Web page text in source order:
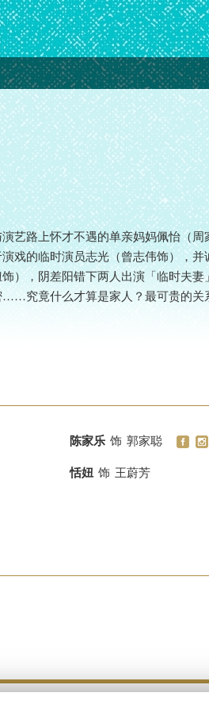
艺路上怀才不遇的单亲妈妈佩怡（
戏的临时演员志光（曾志伟饰），
），阴差阳错下两人出演「临时夫
究竟什么才算是家人？最可贵的关
陈家乐饰 郭家聪
恬妞饰 王蔚芳